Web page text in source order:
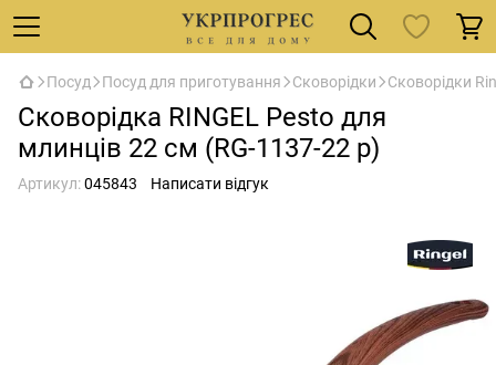
Посуд Посуд для приготування Сковорідки Сковорідки
Сковорідка RINGEL Pesto для
млинців 22 см (RG-1137-22 p)
Артикул:045843 Написати відгук